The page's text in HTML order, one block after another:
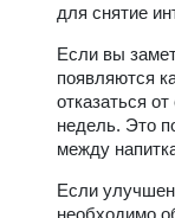
для снятие
Если вы
появляются
отказаться
недель. Это
между
Если
необходимо